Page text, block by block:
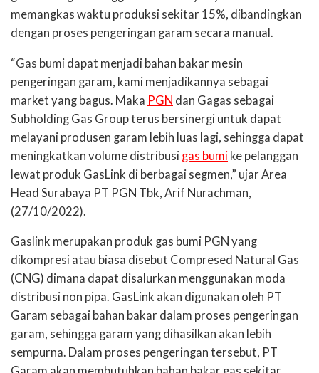
memangkas waktu produksi sekitar 15%, dibandingkan
dengan proses pengeringan garam secara manual.
“Gas bumi dapat menjadi bahan bakar mesin
pengeringan garam, kami menjadikannya sebagai
market yang bagus. Maka PGN dan Gagas sebagai
Subholding Gas Group terus bersinergi untuk dapat
melayani produsen garam lebih luas lagi, sehingga dapat
meningkatkan volume distribusi gas bumi ke pelanggan
lewat produk GasLink di berbagai segmen,” ujar Area
Head Surabaya PT PGN Tbk, Arif Nurachman,
(27/10/2022).
Gaslink merupakan produk gas bumi PGN yang
dikompresi atau biasa disebut Compresed Natural Gas
(CNG) dimana dapat disalurkan menggunakan moda
distribusi non pipa. GasLink akan digunakan oleh PT
Garam sebagai bahan bakar dalam proses pengeringan
garam, sehingga garam yang dihasilkan akan lebih
sempurna. Dalam proses pengeringan tersebut, PT